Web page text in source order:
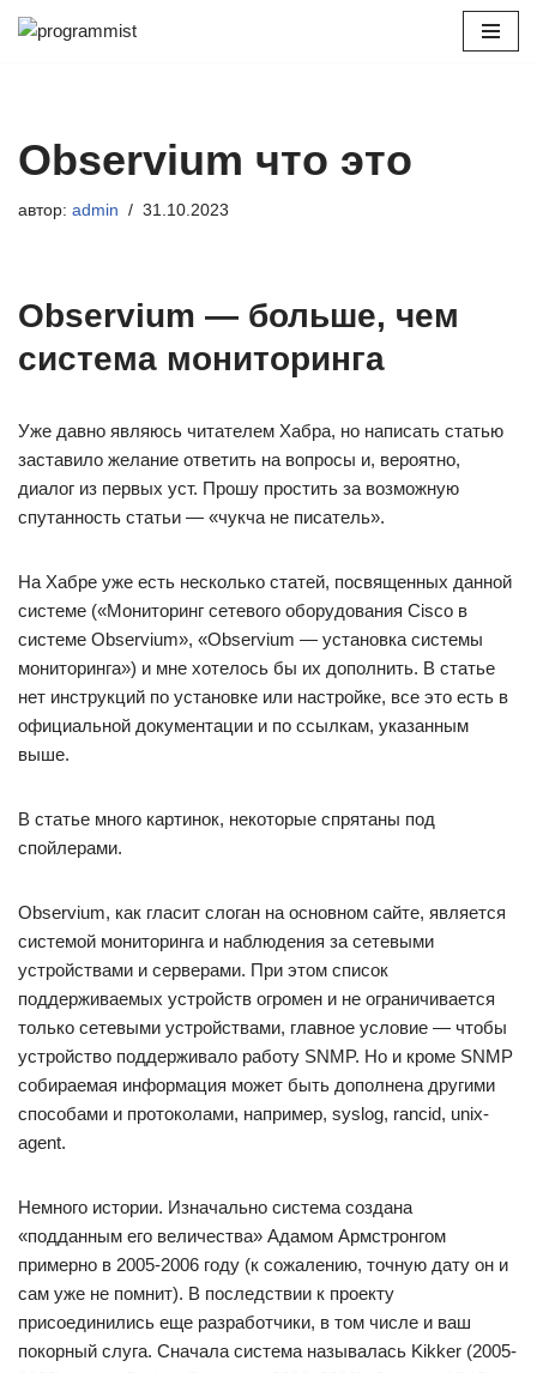
Observium что это
автор: admin 31.10.2023
Observium — больше, чем
система мониторинга
Уже давно являюсь читателем Хабра, но написать статью
заставило желание ответить на вопросы и, вероятно,
диалог из первых уст. Прошу простить за возможную
спутанность статьи — «чукча не писатель».
На Хабре уже есть несколько статей, посвященных данной
системе («Мониторинг сетевого оборудования Cisco в
системе Observium», «Observium — установка системы
мониторинга») и мне хотелось бы их дополнить. В статье
нет инструкций по установке или настройке, все это есть в
официальной документации и по ссылкам, указанным
выше.
В статье много картинок, некоторые спрятаны под
спойлерами.
Observium, как гласит слоган на основном сайте, является
системой мониторинга и наблюдения за сетевыми
устройствами и серверами. При этом список
поддерживаемых устройств огромен и не ограничивается
только сетевыми устройствами, главное условие — чтобы
устройство поддерживало работу SNMP. Но и кроме SNMP
собираемая информация может быть дополнена другими
способами и протоколами, например, syslog, rancid, unix-
agent.
Немного истории. Изначально система создана
«подданным его величества» Адамом Армстронгом
примерно в 2005-2006 году (к сожалению, точную дату он и
сам уже не помнит). В последствии к проекту
присоединились еще разработчики, в том числе и ваш
покорный слуга. Сначала система называлась Kikker (2005-